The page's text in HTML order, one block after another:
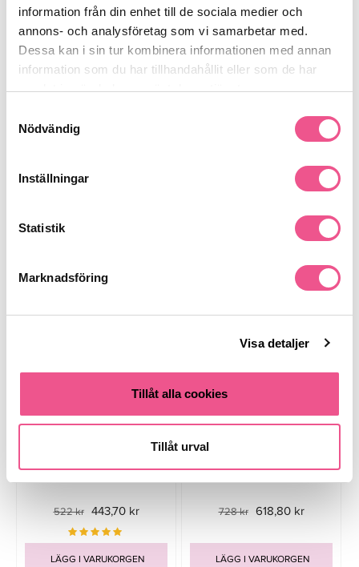
information från din enhet till de sociala medier och
annons- och analysföretag som vi samarbetar med.
Dessa kan i sin tur kombinera informationen med annan
information som du har tillhandahållit eller som de har
samlat in när du har använt deras tjänster.
Nödvändig
Inställningar
Statistik
Marknadsföring
Visa detaljer
Tillåt alla cookies
Tillåt urval
Produktdetaljer
Liknande produkter
-15%
CicaPlasme 150ml
522 kr 443,70 kr
LÄGG I VARUKORGEN
-15%
Hyaluronic Acid Serum 50ml
728 kr 618,80 kr
LÄGG I VARUKORGEN